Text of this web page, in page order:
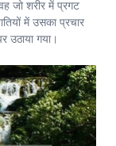
जो शरीर में प्रगट
में उसका प्रचार
उठाया गया।